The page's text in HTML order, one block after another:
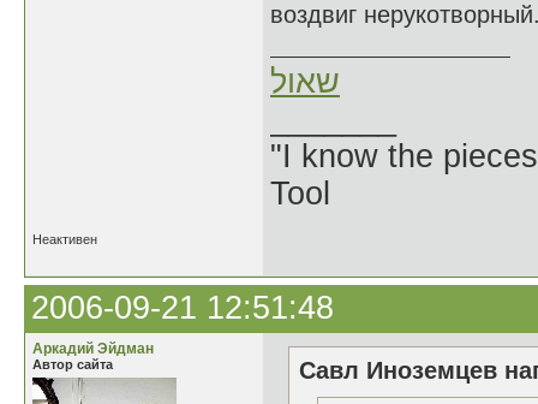
воздвиг
שאול
"I know the
Tool
Неактивен
2006-09-21 12:51:48
Аркадий Эйдман
Автор сайта
Савл Иноземцев